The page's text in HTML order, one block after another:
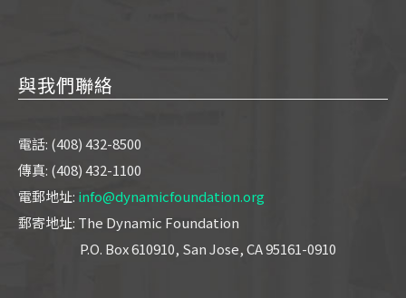
與我們聯絡
電話: (408) 432-8500
傳真: (408) 432-1100
電郵地址: info@dynamicfoundation.org
郵寄地址: The Dynamic Foundation
P.O. Box 610910, San Jose, CA 95161-0910